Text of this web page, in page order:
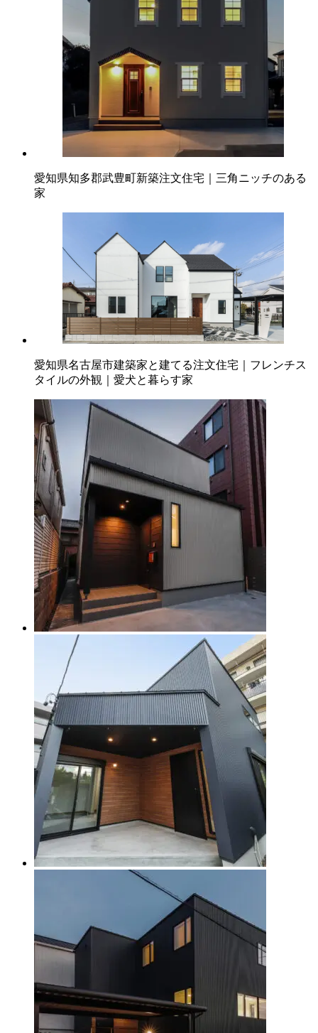
愛知県知多郡武豊町新築注文住宅｜三角ニッチのある
家
愛知県名古屋市建築家と建てる注文住宅｜フレンチス
タイルの外観｜愛犬と暮らす家